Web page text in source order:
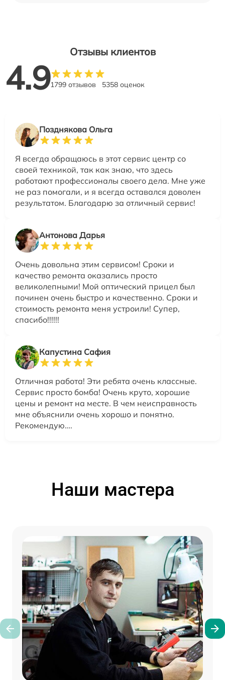
Отзывы клиентов
4.91799 отзывов 5358 оценок
Позднякова Ольга
Я всегда обращаюсь в этот сервис центр со
своей техникой, так как знаю, что здесь
работают профессионалы своего дела. Мне уже
не раз помогали, и я всегда оставался доволен
результатом. Благодарю за отличный сервис!
Антонова Дарья
Очень довольна этим сервисом! Сроки и
качество ремонта оказались просто
великолепными! Мой оптический прицел был
починен очень быстро и качественно. Сроки и
стоимость ремонта меня устроили! Супер,
спасибо!!!!!!
Капустина Сафия
Отличная работа! Эти ребята очень классные.
Сервис просто бомба! Очень круто, хорошие
цены и ремонт на месте. В чем неисправность
мне объяснили очень хорошо и понятно.
Рекомендую….
Наши мастера